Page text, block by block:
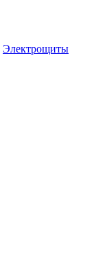
Электрощиты